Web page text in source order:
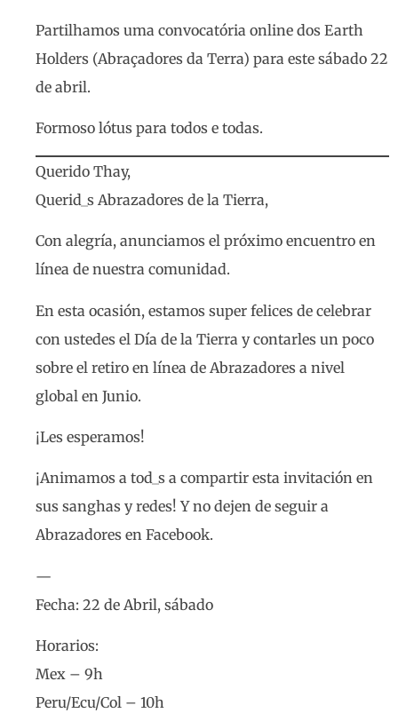
Partilhamos uma convocatória online dos Earth
Holders (Abraçadores da Terra) para este sábado 22
de abril.
Formoso lótus para todos e todas.
Querido Thay,
Querid_s Abrazadores de la Tierra,
Con alegría, anunciamos el próximo encuentro en
línea de nuestra comunidad.
En esta ocasión, estamos super felices de celebrar
con ustedes el Día de la Tierra y contarles un poco
sobre el retiro en línea de Abrazadores a nivel
global en Junio.
¡Les esperamos!
¡Animamos a tod_s a compartir esta invitación en
sus sanghas y redes! Y no dejen de seguir a
Abrazadores en Facebook.
—
Fecha: 22 de Abril, sábado
Horarios:
Mex – 9h
Peru/Ecu/Col – 10h